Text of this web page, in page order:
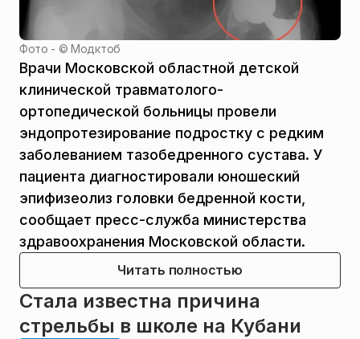
Фото - ©Модктоб
Врачи Московской областной детской
клинической травматолого-
ортопедической больницы провели
эндопротезирование подростку с редким
заболеванием тазобедренного сустава. У
пациента диагностировали юношеский
эпифизеолиз головки бедренной кости,
сообщает пресс-служба министерства
здравоохранения Московской области.
Читать полностью
Стала известна причина
стрельбы в школе на Кубани